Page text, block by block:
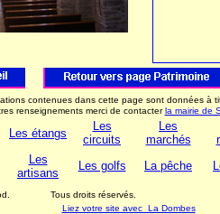
contenues dans cette page sont données à
renseignements merci de contacterla mairie de
Les étangs
Les
circuits
Les
marchés
Les
artisans
Les golfs La pêche
Tous droits réservés.
Liez votre site avec La Dombes